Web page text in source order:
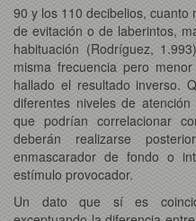
90 y los 110 decibelios,
de evitación o de laberintos,
habituación (Rodríguez,
misma frecuencia pero
hallado el resultado inverso.
diferentes niveles de
que podrían correlacionar
deberán realizarse
enmascarador de fondo o
estímulo provocador.
Un dato que sí es